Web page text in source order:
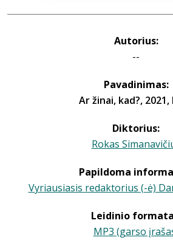
Autorius:
--
Pavadinimas:
Ar žinai, kad?, 2021,
Diktorius:
Rokas
Papildoma
Vyriausiasis redaktorius (-ė)
Leidinio
MP3 (garso